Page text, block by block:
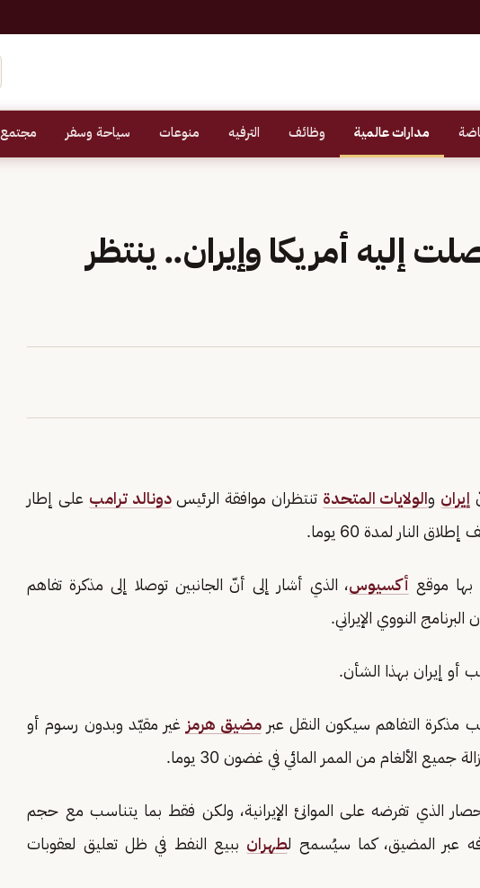
مدارات عالمية وظائف الترفيه منوعات سياحة وسفر مجتمع
إليه أمريكا وإيران.. ينتظر
إيران والولايات المتحدة تنتظران موافقة الرئيسدونالد ترامب على إطار
النار لمدة 60 يوما.
موقع أكسيوس، الذي أشار إلى أنّ الجانبين توصلا إلى مذكرة تفاهم
النووي الإيراني.
أو إيران بهذا الشأن.
مذكرة التفاهم سيكون النقل عبرمضيق هرمز غير مقيّد وبدون رسوم أو
الألغام من الممر المائي في غضون 30 يوما.
الذي تفرضه على الموانئ الإيرانية، ولكن فقط بما يتناسب مع حجم
عبر المضيق، كما سيُسمح لطهران ببيع النفط في ظل تعليق لعقوبات